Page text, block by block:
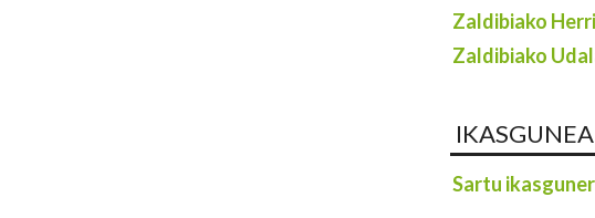
Zaldibiako
Zaldibiako
IKASGUNEA
Sartu